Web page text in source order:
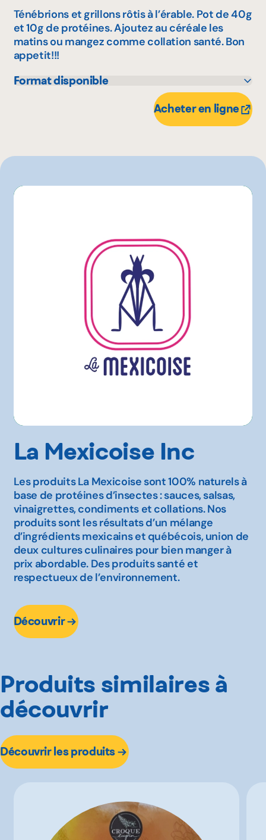
Ténébrions et grillons rôtis à l’érable. Pot de 40g
et 10g de protéines. Ajoutez au céréale les
matins ou mangez comme collation santé. Bon
appetit!!!
Format disponible
Acheter en ligne
La Mexicoise Inc
Les produits La Mexicoise sont 100% naturels à
base de protéines d’insectes : sauces, salsas,
vinaigrettes, condiments et collations. Nos
produits sont les résultats d’un mélange
d’ingrédients mexicains et québécois, union de
deux cultures culinaires pour bien manger à
prix abordable. Des produits santé et
respectueux de l’environnement.
Découvrir
Produits similaires à
découvrir
Découvrir les produits